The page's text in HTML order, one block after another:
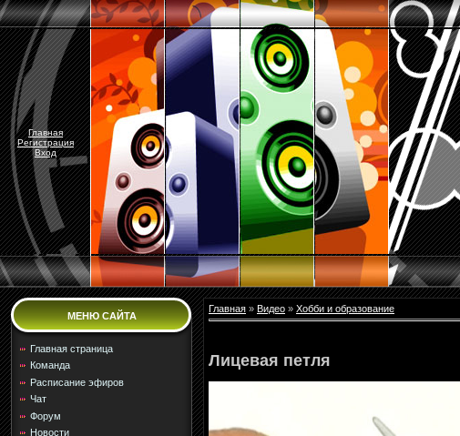
Главная
Регистрация
Вход
МЕНЮ САЙТА
Главная страница
Команда
Расписание эфиров
Чат
Форум
Новости
Главная » Видео » Хобби и образование
Лицевая петля